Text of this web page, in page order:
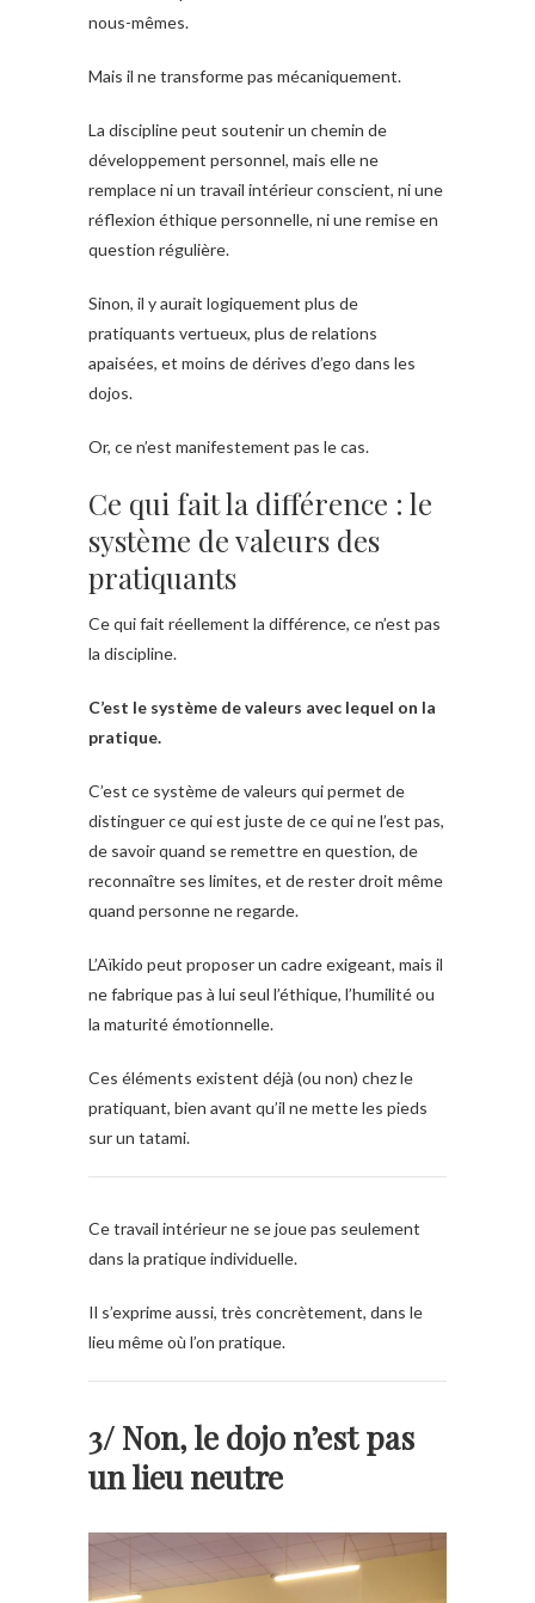
nous-mêmes.
Mais il ne transforme pas mécaniquement.
La discipline peut soutenir un chemin de
développement personnel, mais elle ne
remplace ni un travail intérieur conscient, ni une
réflexion éthique personnelle, ni une remise en
question régulière.
Sinon, il y aurait logiquement plus de
pratiquants vertueux, plus de relations
apaisées, et moins de dérives d’ego dans les
dojos.
Or, ce n’est manifestement pas le cas.
Ce qui fait la différence : le
système de valeurs des
pratiquants
Ce qui fait réellement la différence, ce n’est pas
la discipline.
C’est le système de valeurs avec lequel on la
pratique.
C’est ce système de valeurs qui permet de
distinguer ce qui est juste de ce qui ne l’est pas,
de savoir quand se remettre en question, de
reconnaître ses limites, et de rester droit même
quand personne ne regarde.
L’Aïkido peut proposer un cadre exigeant, mais il
ne fabrique pas à lui seul l’éthique, l’humilité ou
la maturité émotionnelle.
Ces éléments existent déjà (ou non) chez le
pratiquant, bien avant qu’il ne mette les pieds
sur un tatami.
Ce travail intérieur ne se joue pas seulement
dans la pratique individuelle.
Il s’exprime aussi, très concrètement, dans le
lieu même où l’on pratique.
3/ Non, le dojo n’est pas
un lieu neutre